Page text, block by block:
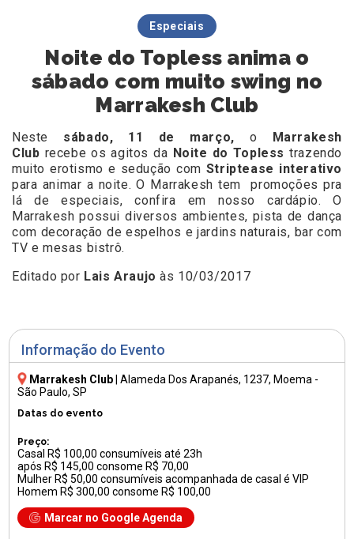
Informação do Evento
Marrakesh Club |Alameda Dos Arapanés, 1237, Moema -
São Paulo, SP
Datas do evento
Preço:
Casal R$ 100,00 consumíveis até 23h
após R$ 145,00 consome R$ 70,00
Mulher R$ 50,00 consumíveis acompanhada de casal é VIP
Homem R$ 300,00 consome R$ 100,00
Marcar no Google Agenda
Especiais
Noite do Topless anima o
sábado com muito swing no
Marrakesh Club
Neste sábado, 11 de março, o
Marrakesh
Club recebe os agitos da Noite do Toplesstrazendo
muito erotismo e sedução com Striptease interativo
para animar a noite. O Marrakesh tem promoções pra
lá de especiais, confira em nosso cardápio.
O
Marrakesh possui diversos ambientes, pista de dança
com decoração de espelhos e jardins naturais, bar com
TV e mesas bistrô.
Editado por Lais Araujo às 10/03/2017